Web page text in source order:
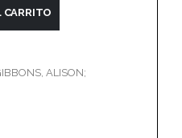
CARRITO
ALISON;